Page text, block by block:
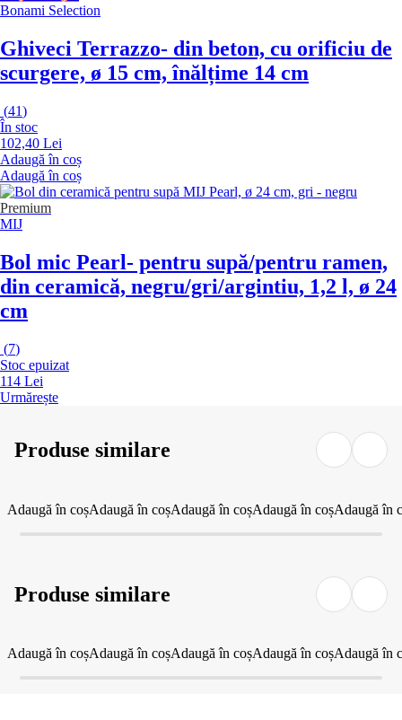
Bonami Selection
Ghiveci Terrazzo- din beton, cu orificiu de
scurgere, ø 15 cm, înălțime 14 cm
(41)
În stoc
102,40 Lei
Adaugă în coș
Adaugă în coș
Premium
MIJ
Bol mic Pearl- pentru supă/pentru ramen,
din ceramică, negru/gri/argintiu, 1,2 l, ø 24
cm
(7)
Stoc epuizat
114 Lei
Urmărește
Produse similare
Adaugă în coșAdaugă în coșAdaugă în coșAdaugă în coșAdaugă în
Produse similare
Adaugă în coșAdaugă în coșAdaugă în coșAdaugă în coșAdaugă în